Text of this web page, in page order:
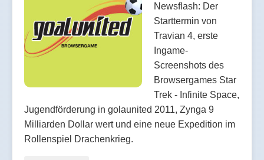
Newsflash: Der
Starttermin von
Travian 4, erste
Ingame-
Screenshots des
Browsergames Star
Trek - Infinite Space,
Jugendförderung in golaunited 2011, Zynga 9
Milliarden Dollar wert und eine neue Expedition im
Rollenspiel Drachenkrieg.